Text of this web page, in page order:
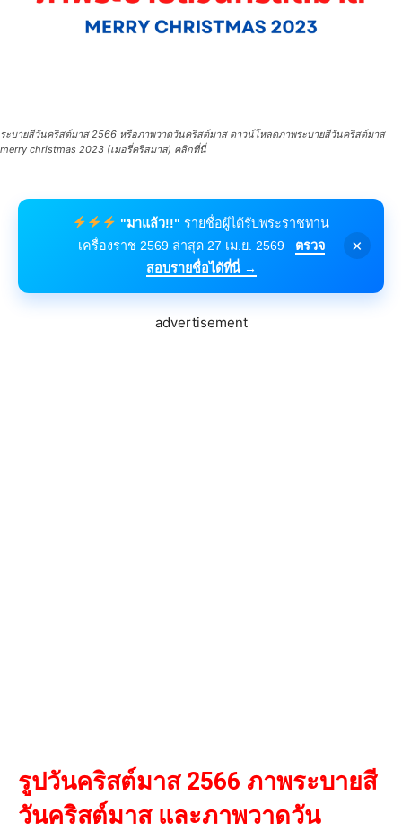
ระบายสีวันคริสต์มาส 2566 หรือภาพวาดวันคริสต์มาส ดาวน์โหลดภาพระบายสีวันคริสต์มาส
merry christmas 2023 (เมอรี่คริสมาส) คลิกที่นี่
"มาแล้ว!!" รายชื่อผู้ได้รับพระราชทาน
เครื่องราช 2569 ล่าสุด 27 เม.ย. 2569
ตรวจ
สอบรายชื่อได้ที่นี่ →
×
advertisement
รูปวันคริสต์มาส 2566 ภาพระบายสี
วันคริสต์มาส และภาพวาดวัน